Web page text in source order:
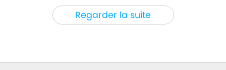
Regarder la suite
Série en plusieurs parties sur les
anciennes prédictions à propos de notre
2026-08-09
32:43